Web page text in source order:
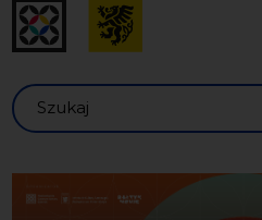
Szukaj